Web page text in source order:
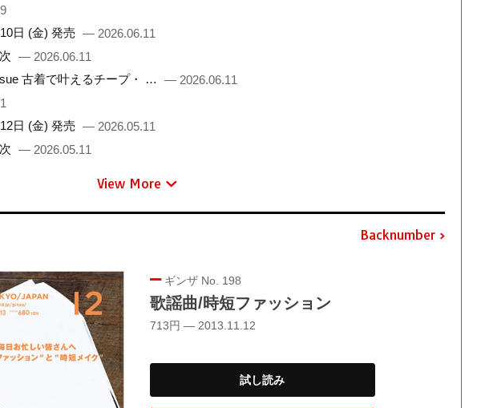
日 (金) 発売 — 2026.06.11
— 2026.06.11
古着で叶えるチープ・ …
— 2026.06.11
日 (金) 発売 — 2026.05.11
— 2026.05.11
View More
Backnumber
ギンザ No. 198
歌謡曲/時短ファッション
713円 — 2013.11.12
試し読み